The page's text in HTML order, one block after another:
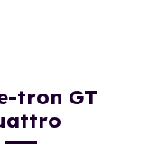
tron GT